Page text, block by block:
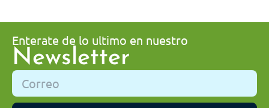
Enterate de lo ultimo en nuestro
Newsletter